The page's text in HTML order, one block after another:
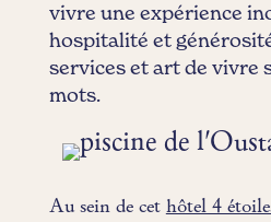
vivre une expérience
hospitalité et
services et art de vivre
mots.
Au sein de cet hôtel 4